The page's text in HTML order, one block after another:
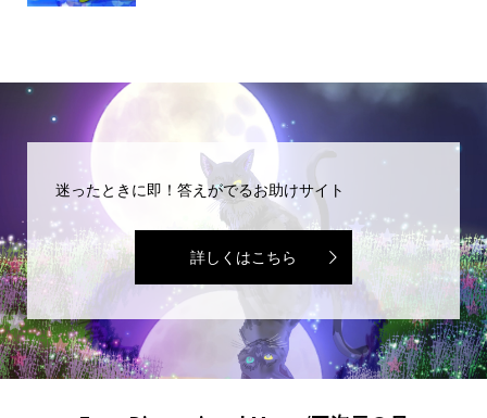
迷ったときに即！答えがでるお助けサイト
詳しくはこちら